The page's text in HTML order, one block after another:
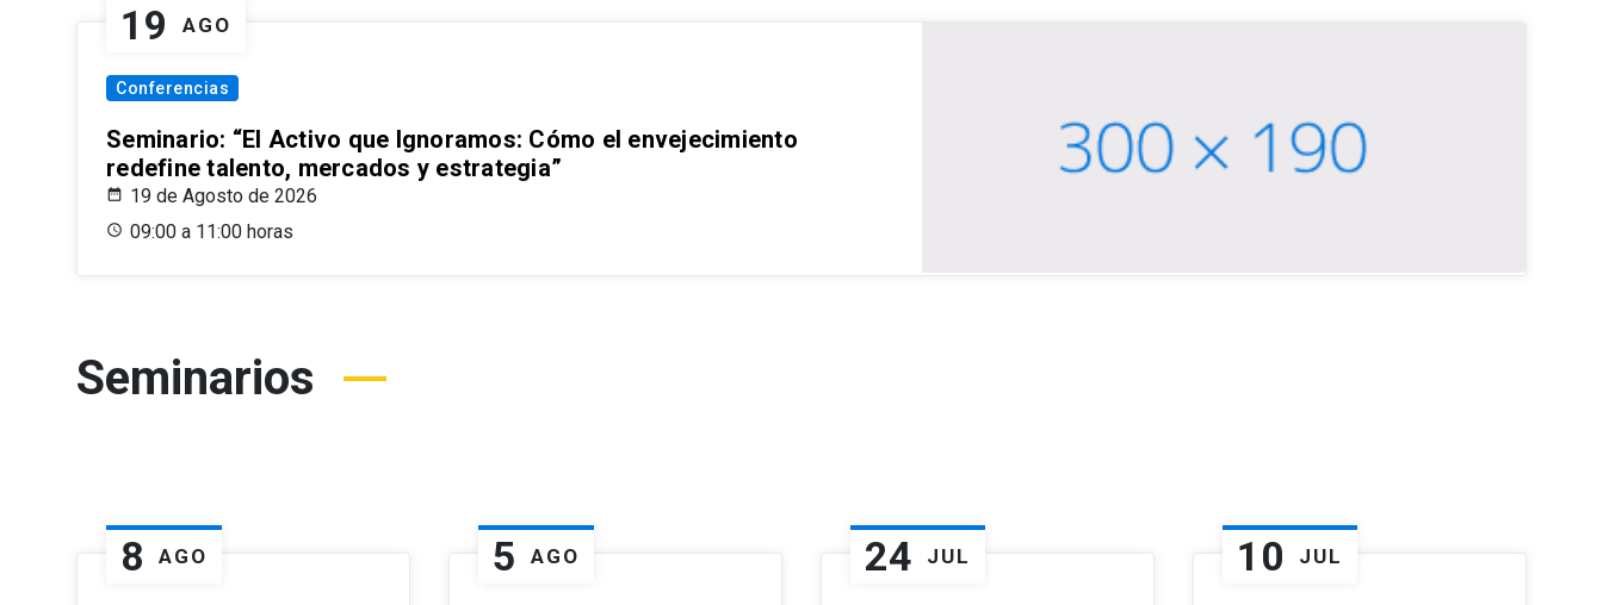
19 AGO
Conferencias
Seminario: “El Activo que Ignoramos: Cómo el envejecimiento
redefine talento, mercados y estrategia”
19 de Agosto de 2026
09:00 a 11:00 horas
Seminarios
8 AGO 5 AGO 24 JUL 10 JUL